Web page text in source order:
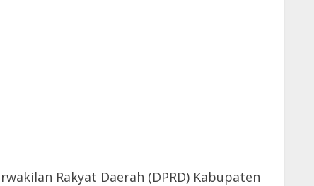
Rakyat Daerah (DPRD) Kabupaten